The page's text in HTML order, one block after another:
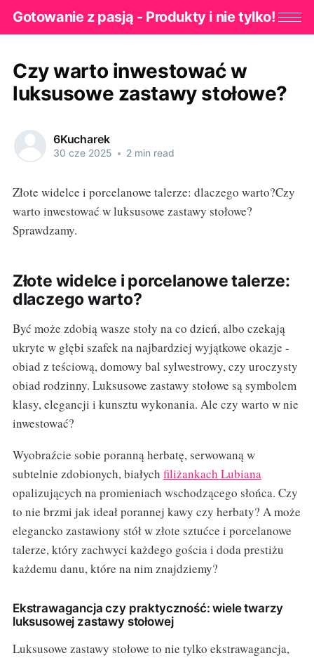
Gotowanie z pasją - Produkty i nie tylko!
Czy warto inwestować w
luksusowe zastawy stołowe?
6Kucharek
30 cze 2025 • 2 min read
Złote widelce i porcelanowe talerze: dlaczego warto?Czy
warto inwestować w luksusowe zastawy stołowe?
Sprawdzamy.
Złote widelce i porcelanowe talerze:
dlaczego warto?
Być może zdobią wasze stoły na co dzień, albo czekają
ukryte w głębi szafek na najbardziej wyjątkowe okazje -
obiad z teściową, domowy bal sylwestrowy, czy uroczysty
obiad rodzinny. Luksusowe zastawy stołowe są symbolem
klasy, elegancji i kunsztu wykonania. Ale czy warto w nie
inwestować?
Wyobraźcie sobie poranną herbatę, serwowaną w
subtelnie zdobionych, białych filiżankach Lubiana
opalizujących na promieniach wschodzącego słońca. Czy
to nie brzmi jak ideał porannej kawy czy herbaty? A może
elegancko zastawiony stół w złote sztućce i porcelanowe
talerze, który zachwyci każdego gościa i doda prestiżu
każdemu danu, które na nim znajdziemy?
Ekstrawagancja czy praktyczność: wiele twarzy
luksusowej zastawy stołowej
Luksusowe zastawy stołowe to nie tylko ekstrawagancja,